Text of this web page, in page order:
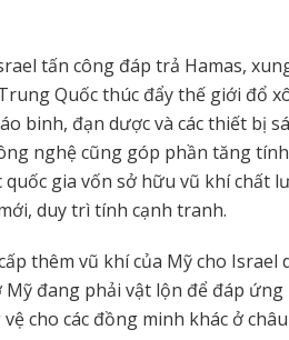
tấn công đáp trả Hamas,
Quốc thúc đẩy thế giới đổ
binh, đạn dược và các thiết bị
nghệ cũng góp phần tăng
quốc gia vốn sở hữu vũ khí chất
duy trì tính cạnh tranh.
thêm vũ khí của Mỹ cho
đang phải vật lộn để đáp
cho các đồng minh khác ở